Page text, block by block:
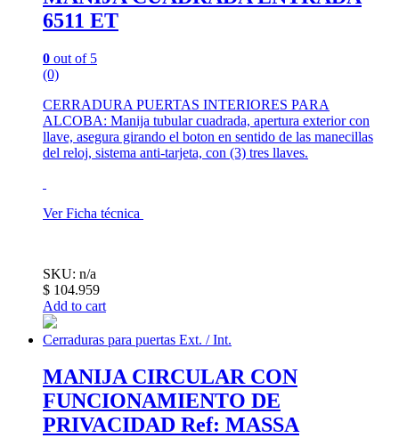
6511 ET
0 out of 5
(0)
CERRADURA PUERTAS INTERIORES PARA
ALCOBA: Manija tubular cuadrada, apertura exterior con
llave, asegura girando el boton en sentido de las manecillas
del reloj, sistema anti-tarjeta, con (3) tres llaves.
Ver Ficha técnica
SKU: n/a
$ 104.959
Add to cart
Cerraduras para puertas Ext. / Int.
MANIJA CIRCULAR CON
FUNCIONAMIENTO DE
PRIVACIDAD Ref: MASSA